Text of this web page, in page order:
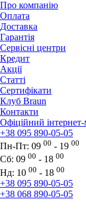
Про компанію
Оплата
Доставка
Гарантія
Сервісні центри
Кредит
Акції
Статті
Сертифікати
Клуб Braun
Контакти
Офіційний
+38 095 890-05-05
Пн-Пт: 09 00 - 19 00
Сб: 09 00 - 18 00
Нд: 10 00 - 18 00
+38 095 890-05-05
+38 068 890-05-05